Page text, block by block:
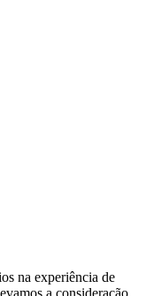
na experiência de
a consideração.